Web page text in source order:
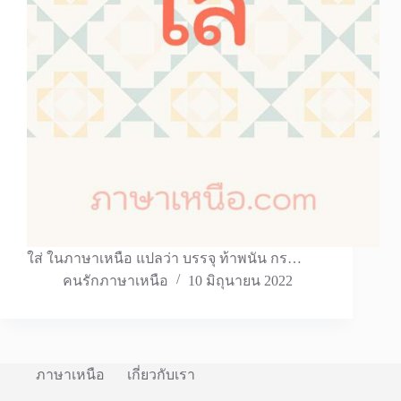
ใส่ ในภาษาเหนือ แปลว่า บรรจุ ท้าพนัน กร…
คนรักภาษาเหนือ
10 มิถุนายน 2022
ภาษาเหนือ เกี่ยวกับเรา